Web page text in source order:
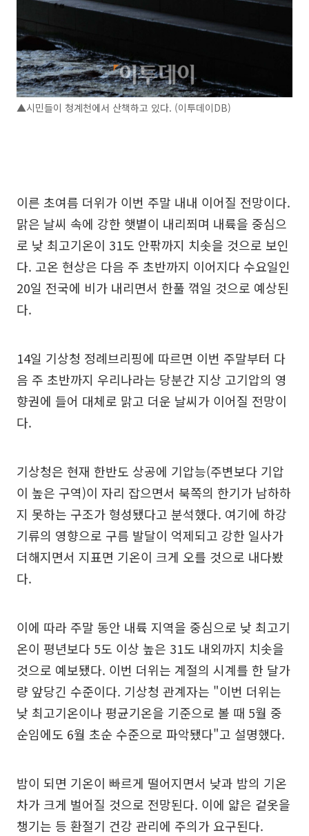
▲시민들이 청계천에서 산책하고 있다. (이투데이DB)
이른 초여름 더위가 이번 주말 내내 이어질 전망이다.
맑은 날씨 속에 강한 햇볕이 내리쬐며 내륙을 중심으
로 낮 최고기온이 31도 안팎까지 치솟을 것으로 보인
다. 고온 현상은 다음 주 초반까지 이어지다 수요일인
20일 전국에 비가 내리면서 한풀 꺾일 것으로 예상된
다.
14일 기상청 정례브리핑에 따르면 이번 주말부터 다
음 주 초반까지 우리나라는 당분간 지상 고기압의 영
향권에 들어 대체로 맑고 더운 날씨가 이어질 전망이
다.
기상청은 현재 한반도 상공에 기압능(주변보다 기압
이 높은 구역)이 자리 잡으면서 북쪽의 한기가 남하하
지 못하는 구조가 형성됐다고 분석했다. 여기에 하강
기류의 영향으로 구름 발달이 억제되고 강한 일사가
더해지면서 지표면 기온이 크게 오를 것으로 내다봤
다.
이에 따라 주말 동안 내륙 지역을 중심으로 낮 최고기
온이 평년보다 5도 이상 높은 31도 내외까지 치솟을
것으로 예보됐다. 이번 더위는 계절의 시계를 한 달가
량 앞당긴 수준이다. 기상청 관계자는 "이번 더위는
낮 최고기온이나 평균기온을 기준으로 볼 때 5월 중
순임에도 6월 초순 수준으로 파악됐다"고 설명했다.
밤이 되면 기온이 빠르게 떨어지면서 낮과 밤의 기온
차가 크게 벌어질 것으로 전망된다. 이에 얇은 겉옷을
챙기는 등 환절기 건강 관리에 주의가 요구된다.